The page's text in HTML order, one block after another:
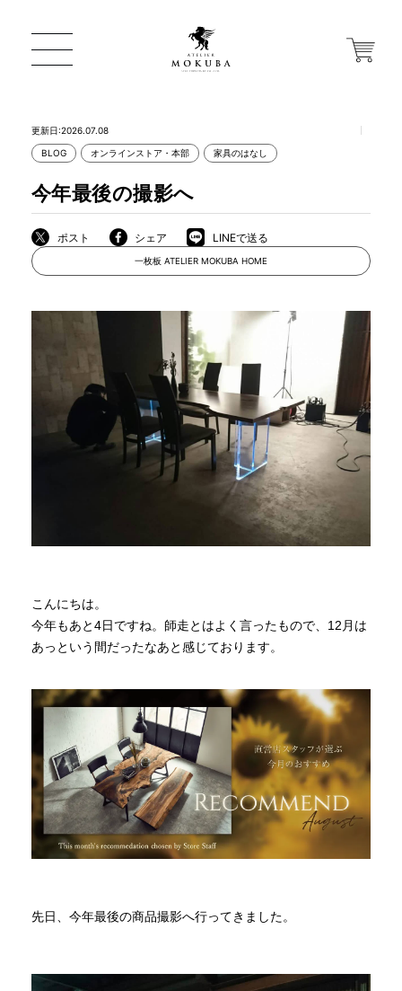
店舗から探す
MOKUBA について
商品情報
イベント
WEBカタログ
新入荷情報
納品事例
INFORMATION
MOKUBA CHANNEL
よくあるご質問
更新日:2026.07.08
BLOG オンラインストア・本部 家具のはなし
今年最後の撮影へ
ポスト シェア LINEで送る
一枚板 ATELIER MOKUBA HOME
こんにちは。
今年もあと4日ですね。師走とはよく言ったもので、12月は
あっという間だったなあと感じております。
先日、今年最後の商品撮影へ行ってきました。